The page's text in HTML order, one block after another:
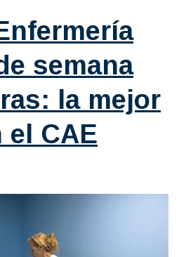
semana
la mejor
el CAE